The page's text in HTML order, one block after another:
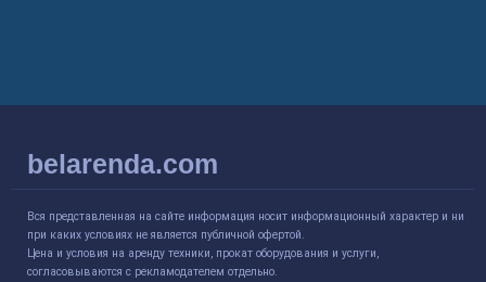
belarenda.com
Вся представленная на сайте информация носит информационный характер и ни
при каких условиях не является публичной офертой.
Цена и условия на аренду техники, прокат оборудования и услуги,
согласовываются с рекламодателем отдельно.